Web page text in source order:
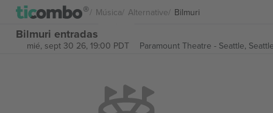
Música Alternative Bilmuri
Bilmuri entradas
mié, sept 30 26, 19:00 PDT Paramount Theatre - Seattle,